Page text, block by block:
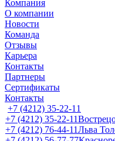
Компания
О компании
Новости
Команда
Отзывы
Карьера
Контакты
Партнеры
Сертификаты
Контакты
+7 (4212) 35-22-11
+7 (4212) 35-22-11
+7 (4212) 76-44-11Льва